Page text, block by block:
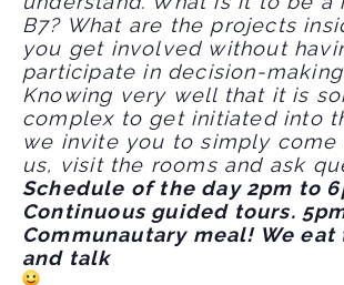
B7? What are the projects
you get involved without
participate in decision-
Knowing very well that it is
complex to get initiated into
we invite you to simply come
us, visit the rooms and ask
Schedule of the day 2pm to
Continuous guided tours.
Communautary meal! We
and talk